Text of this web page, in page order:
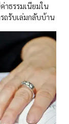
ธรรมเนียมใน
ถรับเล่มกลับบ้าน